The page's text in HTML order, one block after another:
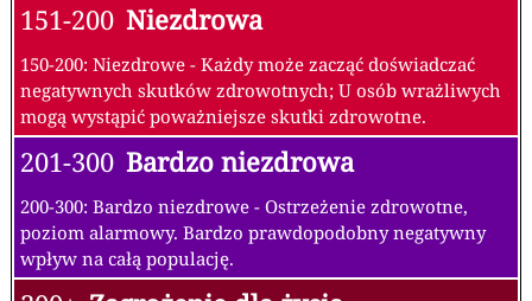
151-200 Niezdrowa
150-200: Niezdrowe - Każdy może zacząć doświadczać
negatywnych skutków zdrowotnych; U osób wrażliwych
mogą wystąpić poważniejsze skutki zdrowotne.
201-300 Bardzo niezdrowa
200-300: Bardzo niezdrowe - Ostrzeżenie zdrowotne,
poziom alarmowy. Bardzo prawdopodobny negatywny
wpływ na całą populację.